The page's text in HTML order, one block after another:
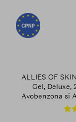
ALLIES OF
Gel, Deluxe,
Avobenzona si